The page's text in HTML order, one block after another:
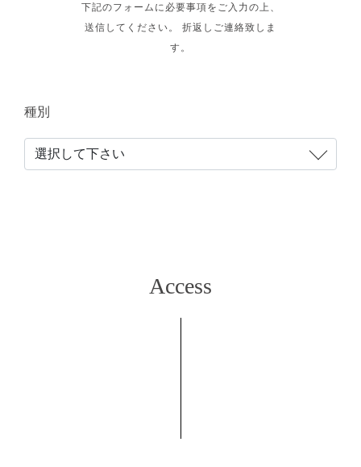
下記のフォームに必要事項をご入力の上、
送信してください。 折返しご連絡致しま
す。
種別
Access